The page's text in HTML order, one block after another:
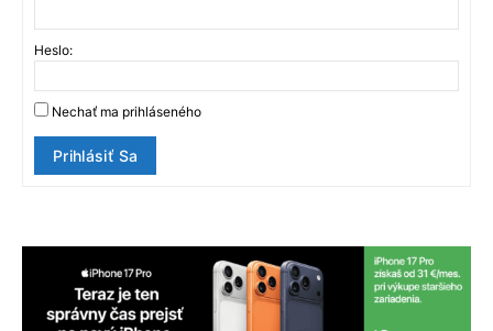
Heslo:
Nechať ma prihláseného
Prihlásiť Sa